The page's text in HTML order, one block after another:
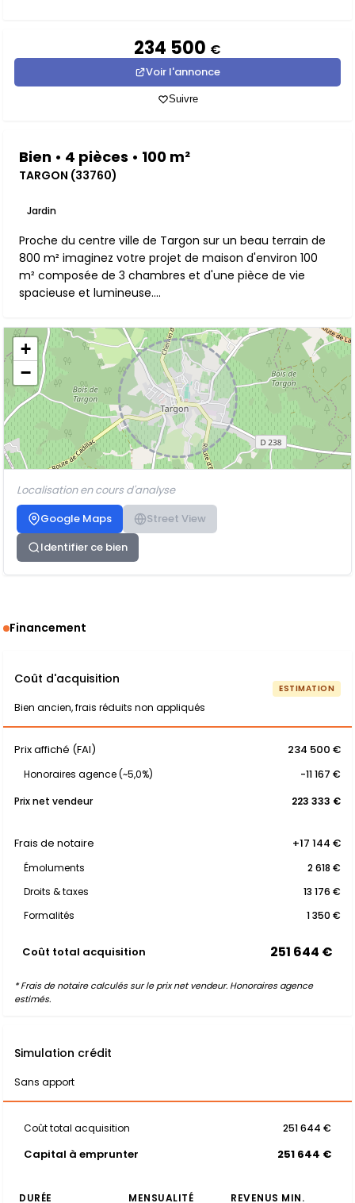
234 500 €
Voir l'annonce
Suivre
Bien • 4 pièces • 100 m²
TARGON (33760)
Jardin
Proche du centre ville de Targon sur un beau terrain de
800 m² imaginez votre projet de maison d'environ 100
m² composée de 3 chambres et d'une pièce de vie
spacieuse et lumineuse....
+
−
Localisation en cours d'analyse
Google Maps
Street View
Identifier ce bien
Financement
Coût d'acquisition
Bien ancien, frais réduits non appliqués
ESTIMATION
Prix affiché (FAI) 234 500 €
Honoraires agence (~5,0%)
-11 167 €
Prix net vendeur
223 333 €
Frais de notaire +17 144 €
Émoluments
2 618 €
Droits & taxes
13 176 €
Formalités
1 350 €
Coût total acquisition 251 644 €
* Frais de notaire calculés sur le prix net vendeur. Honoraires agence
estimés.
Simulation crédit
Sans apport
Coût total acquisition 251 644 €
Capital à emprunter 251 644 €
DURÉE MENSUALITÉ REVENUS MIN.